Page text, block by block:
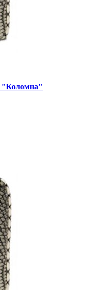
"Коломна"